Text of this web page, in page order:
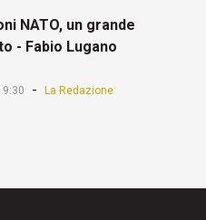
NATO, un grande
- Fabio Lugano
- La Redazione